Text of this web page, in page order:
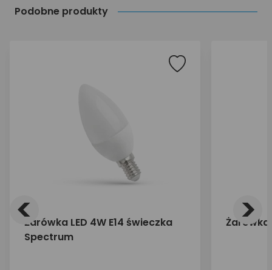
Podobne produkty
Żarówka LED 4W E14 świeczka
Spectrum
Żarówka
< >